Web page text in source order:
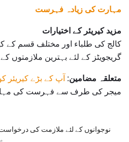
مہارت کی زیادہ فہرست
مزید کیریئر کے اختیارات
کالج کی طلباء اور مختلف قسم کے
گریجویٹز کے لئے بہترین ملازمتوں
متعلقہ مضامین: آپ کے بڑے کیریئر
میجر کی طرف سے فہرست کی
نوجوانوں کے لئے ملازمت کی